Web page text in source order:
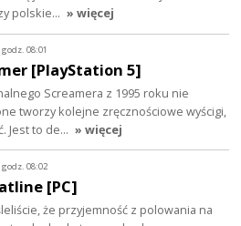
polskie… » więcej
godz. 08:01
[PlayStation 5]
Screamera z 1995 roku nie
tworzy kolejne zręcznościowe wyścigi,
Jest to de… » więcej
godz. 08:02
[PC]
że przyjemność z polowania na